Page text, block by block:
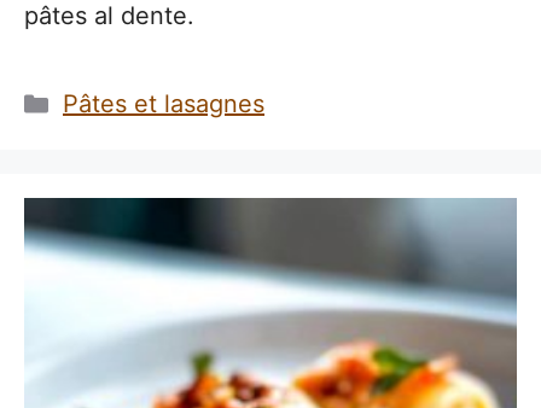
pâtes al dente.
Catégories
Pâtes et lasagnes